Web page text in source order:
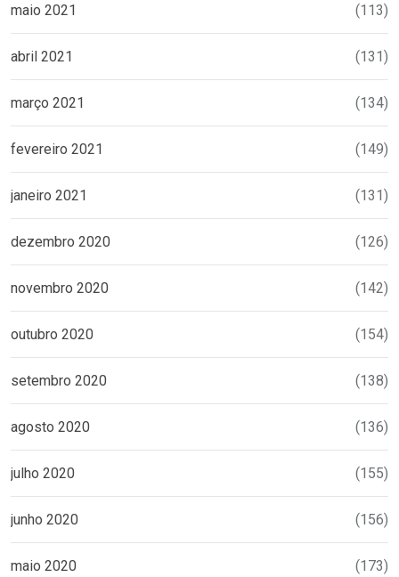
maio 2021 (113)
abril 2021 (131)
março 2021 (134)
fevereiro 2021 (149)
janeiro 2021 (131)
dezembro 2020 (126)
novembro 2020 (142)
outubro 2020 (154)
setembro 2020 (138)
agosto 2020 (136)
julho 2020 (155)
junho 2020 (156)
maio 2020 (173)